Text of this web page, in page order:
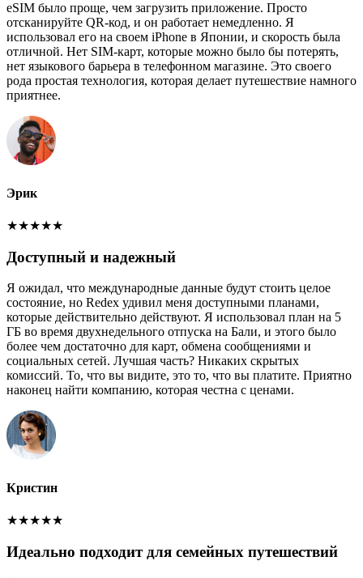
eSIM было проще, чем загрузить приложение. Просто
отсканируйте QR-код, и он работает немедленно. Я
использовал его на своем iPhone в Японии, и скорость была
отличной. Нет SIM-карт, которые можно было бы потерять,
нет языкового барьера в телефонном магазине. Это своего
рода простая технология, которая делает путешествие намного
приятнее.
Эрик
★★★★★
Доступный и надежный
Я ожидал, что международные данные будут стоить целое
состояние, но Redex удивил меня доступными планами,
которые действительно действуют. Я использовал план на 5
ГБ во время двухнедельного отпуска на Бали, и этого было
более чем достаточно для карт, обмена сообщениями и
социальных сетей. Лучшая часть? Никаких скрытых
комиссий. То, что вы видите, это то, что вы платите. Приятно
наконец найти компанию, которая честна с ценами.
Кристин
★★★★★
Идеально подходит для семейных путешествий